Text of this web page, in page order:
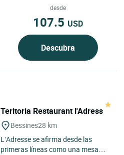
desde
107.5 USD
Descubra
Teritoria Restaurant l'Adress
Bessines28 km
L’Adresse se afirma desde las
primeras líneas como una mesa